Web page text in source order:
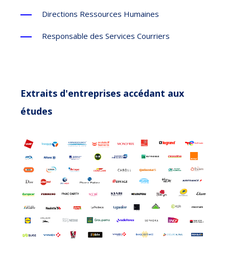
Directions Ressources Humaines
Responsable des Services Courriers
Extraits d'entreprises accédant aux
études